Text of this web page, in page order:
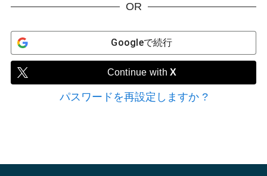
OR
Googleで続行
Continue withX
パスワードを再設定しますか ?